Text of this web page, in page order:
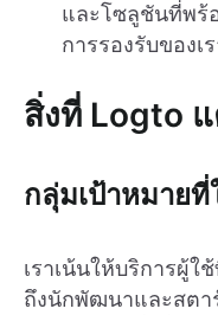
และโซลูชันที่พร้
การรองรับของเ
สิ่งที่ Logto
กลุ่มเป้าหมาย
เราเน้นให้บริการผู้ใ
ถึงนักพัฒนาและสตา